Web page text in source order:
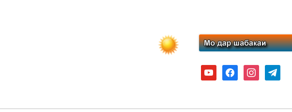
youtubefacebookinstagramtelegram